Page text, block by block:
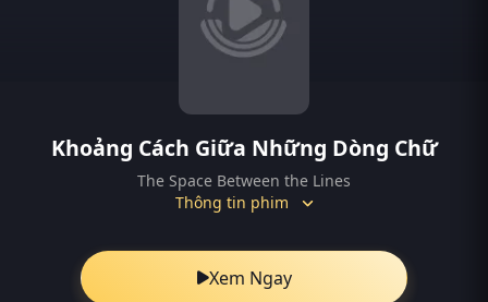
Khoảng Cách Giữa Những Dòng Chữ
The Space Between the Lines
Thông tin phim
Xem Ngay